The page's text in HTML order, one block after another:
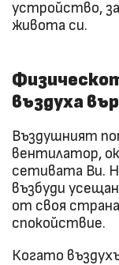
устройство,
живота си.
въздуха
Въздушният
вентилатор,
сетивата Ви.
възбуди
от своя
спокойствие.
Когато